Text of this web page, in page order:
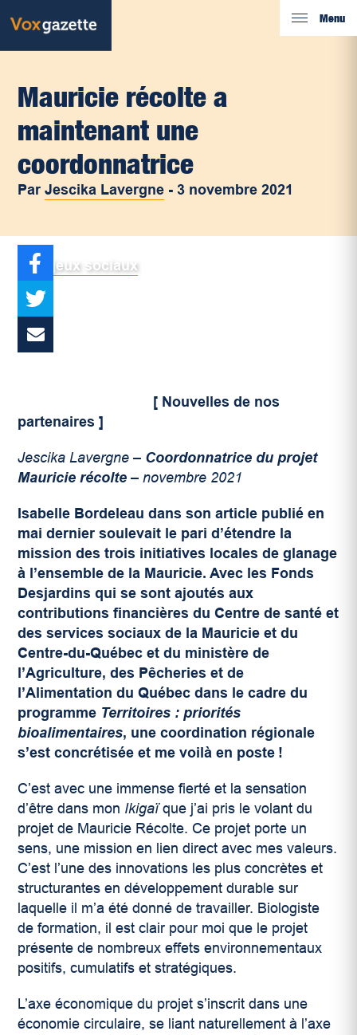
Menu
Mauricie récolte a
maintenant une
coordonnatrice
ParJescika Lavergne -3 novembre 2021
Enjeux sociaux
[ Nouvelles de nos
partenaires ]
Jescika Lavergne – Coordonnatrice du projet
Mauricie récolte – novembre 2021
Isabelle Bordeleau dans son article publié en
mai dernier soulevait le pari d’étendre la
mission des trois initiatives locales de glanage
à l’ensemble de la Mauricie. Avec les Fonds
Desjardins qui se sont ajoutés aux
contributions financières du Centre de santé et
des services sociaux de la Mauricie et du
Centre-du-Québec et du ministère de
l’Agriculture, des Pêcheries et de
l’Alimentation du Québec dans le cadre du
programme Territoires : priorités
bioalimentaires, une coordination régionale
s’est concrétisée et me voilà en poste !
C’est avec une immense fierté et la sensation
d’être dans mon Ikigaïque j’ai pris le volant du
projet de Mauricie Récolte. Ce projet porte un
sens, une mission en lien direct avec mes valeurs.
C’est l’une des innovations les plus concrètes et
structurantes en développement durable sur
laquelle il m’a été donné de travailler. Biologiste
de formation, il est clair pour moi que le projet
présente de nombreux effets environnementaux
positifs, cumulatifs et stratégiques.
L’axe économique du projet s’inscrit dans une
économie circulaire, se liant naturellement à l’axe